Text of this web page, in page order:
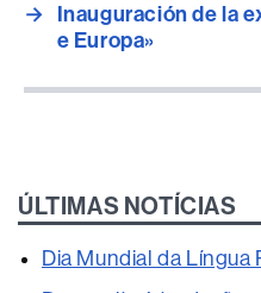
→ Inauguración de la
e Europa»
ÚLTIMAS NOTÍCIAS
Dia Mundial da